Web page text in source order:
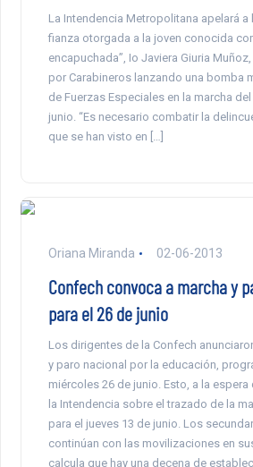
La Intendencia Metropolitana apelará a
fianza otorgada a la joven conocida
encapuchada”, Io Javiera Giuria
por Carabineros lanzando una bomba
de Fuerzas Especiales en la marcha
junio. “Es necesario combatir la
que se han visto en […]
Oriana Miranda 02-06-2013
Confech convoca a marcha y
para el 26 de junio
Los dirigentes de la Confech
y paro nacional por la educación,
miércoles 26 de junio. Esto, a la
la Intendencia sobre el trazado de la
para el jueves 13 de junio. Los
continúan con las movilizaciones en
calcula que hay una decena de